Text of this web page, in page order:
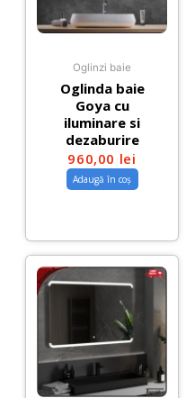
Oglinzi baie
Oglinda baie
Goya cu
iluminare si
dezaburire
960,00 lei
Adaugă în coș